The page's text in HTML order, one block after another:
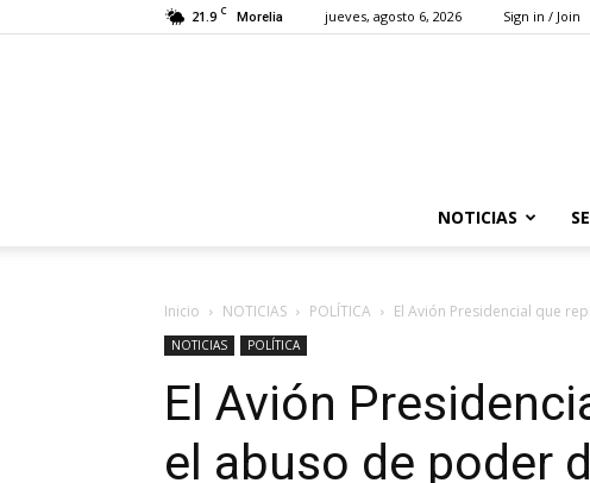
21.9 C Morelia jueves, agosto 6, 2026 Sign in / Join
NOTICIAS
Inicio NOTICIAS POLÍTICA El Avión Presidencial que
NOTICIAS POLÍTICA
El Avión
el abuso de poder